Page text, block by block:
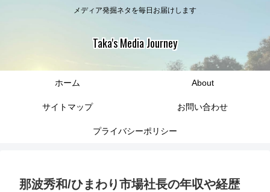
メディア発掘ネタを毎日お届けします
Taka's Media Journey
ホーム About
サイトマップ お問い合わせ
プライバシーポリシー
那波秀和/ひまわり市場社長の年収や経歴